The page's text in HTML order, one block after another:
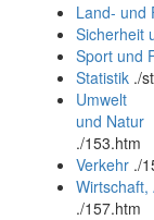
und
Land- und
Sicherheit
Sport und
Statistik ./
Umwelt
und Natur
./153.htm
Verkehr ./
Wirtschaft,
./157.htm